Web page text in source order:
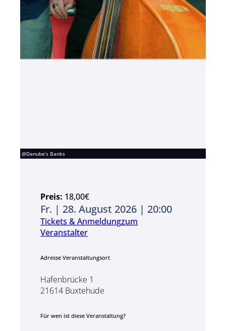
@Danube’s Banks
Preis: 18,00€
Fr. | 28. August 2026 | 20:00
Tickets & Anmeldungzum
Veranstalter
Adresse Veranstaltungsort
Hafenbrücke 1
21614 Buxtehude
Für wen ist diese Veranstaltung?